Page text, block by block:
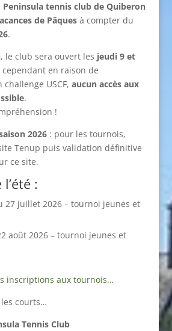
Peninsula tennis club de Quiberon
de Pâquesà compter du
.
, le club sera ouvert les jeudi 9 et
cependant en raison de
challenge USCF, aucun accès aux
.
!
2026: pour les tournois,
Tenup puis validation définitive
ce site.
:
27 juillet 2026 – tournoi jeunes et
août 2026 – tournoi jeunes et
inscriptions aux tournois…
courts…
Tennis Club